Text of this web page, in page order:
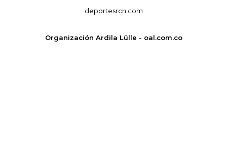
deportesrcn.com
Organización Ardila Lülle - oal.com.co